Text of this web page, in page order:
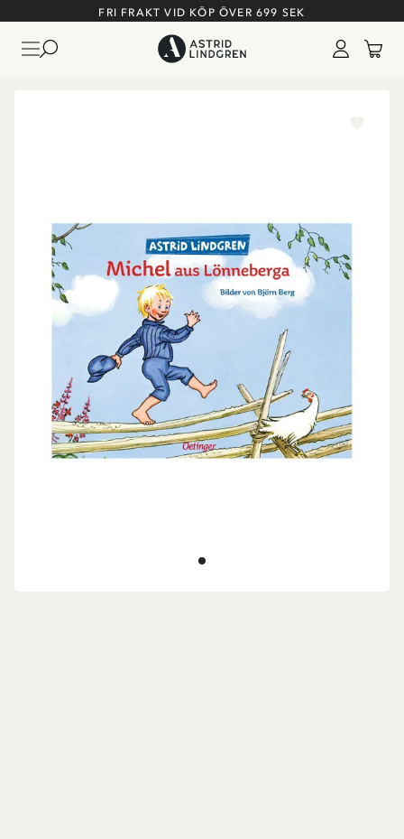
FRI FRAKT VID KÖP ÖVER 699 SEK